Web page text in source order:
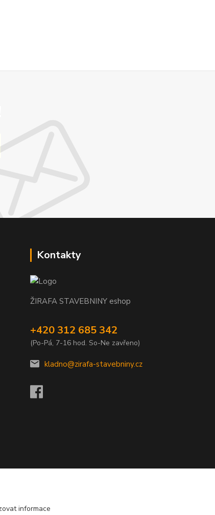
Kontakty
ŽIRAFA STAVEBNINY eshop
+420 312 685 342
(Po-Pá, 7-16 hod. So-Ne zavřeno)
kladno@zirafa-stavebniny.cz
informace